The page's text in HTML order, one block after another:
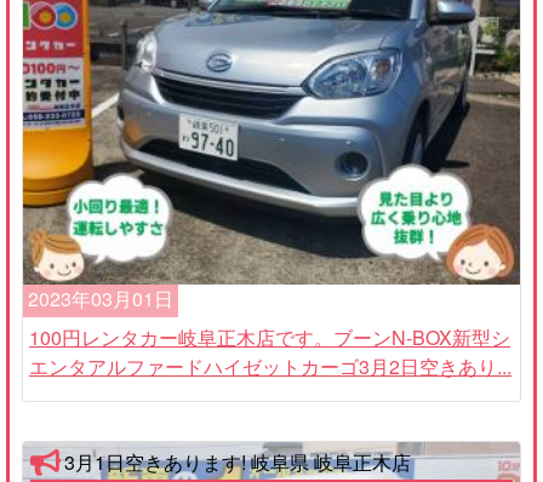
2023年03月01日
100円レンタカー岐阜正木店です。ブーンN-BOX新型シ
エンタアルファードハイゼットカーゴ3月2日空きあり...
3月1日空きあります! 岐阜県 岐阜正木店